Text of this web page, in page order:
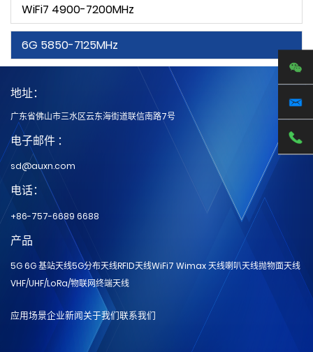
WiFi7 4900-7200MHz
6G 5850-7125MHz
地址：
广东省佛山市三水区云东海街道联信南路7号
电子邮件 ：
sd@auxn.com
电话：
+86-757-6689 6688
产品
5G 6G 基站天线5G分布天线RFID天线WiFi7 Wimax 天线喇叭天线抛物面天线
VHF/UHF/LoRa/物联网终端天线
应用场景企业新闻关于我们联系我们